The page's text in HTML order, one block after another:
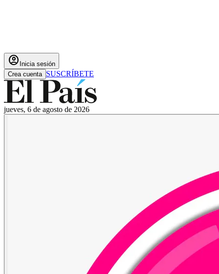
account_circle Inicia sesión
Crea cuenta SUSCRÍBETE
jueves, 6 de agosto de 2026